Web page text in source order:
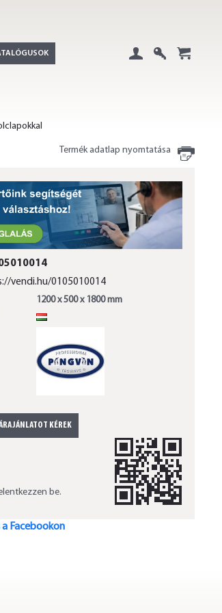
Termék adatlap nyomtatása
vendi.hu/0105010014
1200 x 500 x 1800 mm
be.
Facebookon